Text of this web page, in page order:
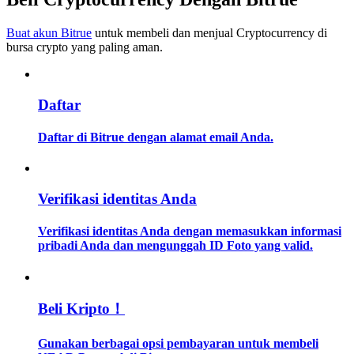
Memandu
Pelajari cara untuk tetap menghasilkan keuntungan
Buat akun Bitrue untuk membeli dan menjual Cryptocurrency di
bursa crypto yang paling aman.
Daftar
Daftar di Bitrue dengan alamat email Anda.
Verifikasi identitas Anda
Verifikasi identitas Anda dengan memasukkan informasi
pribadi Anda dan mengunggah ID Foto yang valid.
Beli Kripto！
Gunakan berbagai opsi pembayaran untuk membeli